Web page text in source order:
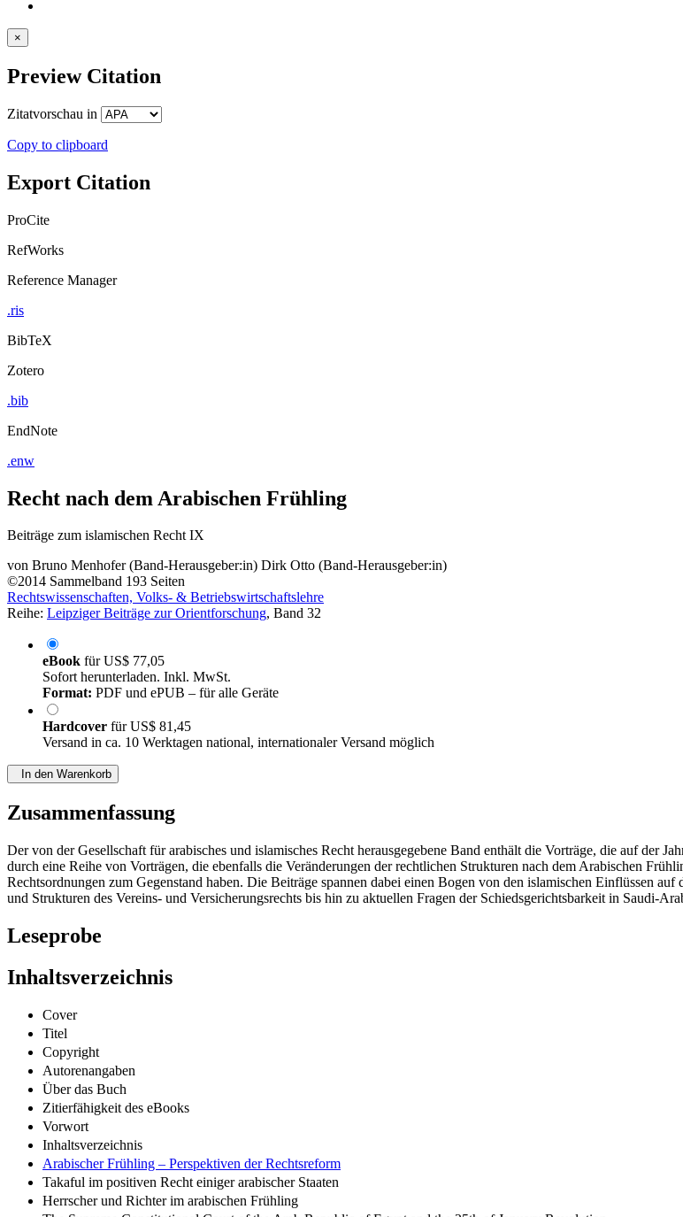
×
Preview Citation
Zitatvorschau in
Copy to clipboard
Export Citation
ProCite
RefWorks
Reference Manager
.ris
BibTeX
Zotero
.bib
EndNote
.enw
Recht nach dem Arabischen Frühling
Beiträge zum islamischen Recht IX
von Bruno Menhofer (Band-Herausgeber:in) Dirk Otto (Band-Herausgeber:in)
©2014 Sammelband 193 Seiten
Rechtswissenschaften, Volks- & Betriebswirtschaftslehre
Reihe: Leipziger Beiträge zur Orientforschung, Band 32
eBook fürUS$ 77,05
Sofort herunterladen. Inkl. MwSt.
Format: PDF und ePUB – für alle Geräte
Hardcover fürUS$ 81,45
Versand in ca. 10 Werktagen national, internationaler Versand möglich
In den Warenkorb
Zusammenfassung
Der von der Gesellschaft für arabisches und islamisches Recht herausgegebene Band enthält die Vorträge, die auf der
durch eine Reihe von Vorträgen, die ebenfalls die Veränderungen der rechtlichen Strukturen nach dem Arabischen
Rechtsordnungen zum Gegenstand haben. Die Beiträge spannen dabei einen Bogen von den islamischen Einflüssen
und Strukturen des Vereins- und Versicherungsrechts bis hin zu aktuellen Fragen der Schiedsgerichtsbarkeit in Saudi-
Leseprobe
Inhaltsverzeichnis
Cover
Titel
Copyright
Autorenangaben
Über das Buch
Zitierfähigkeit des eBooks
Vorwort
Inhaltsverzeichnis
Arabischer Frühling – Perspektiven der Rechtsreform
Takaful im positiven Recht einiger arabischer Staaten
Herrscher und Richter im arabischen Frühling